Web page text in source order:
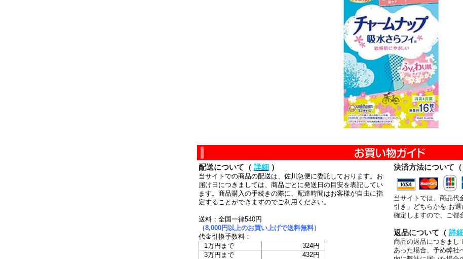
配送について（ 詳細 ）
当サイトでの商品の配送は、佐川急便に委託しております。お
届け日につきましては、商品ごとに発送日の目安を表記してい
ます。商品購入の手続きの際に、配達時間はお客様が自由に指
定することができますのでご利用ください。
送料：全国一律540円
（8,000円以上のお買い上げで送料無料）
代金引換手数料：
1万円まで
324円
3万円まで
432円
決済方法について（
当サイトでは、商品代
引き」どちらかを お
確定しますので、ご都
返品について（ 詳
商品の返品につきまし
あった場合、予め弊社